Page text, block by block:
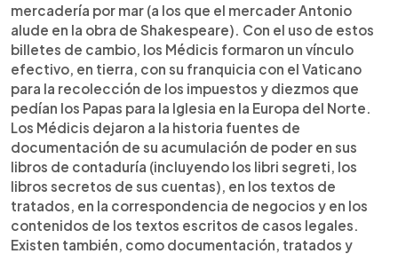
mercadería por mar (a los que el mercader Antonio
alude en la obra de Shakespeare). Con el uso de estos
billetes de cambio, los Médicis formaron un vínculo
efectivo, en tierra, con su franquicia con el Vaticano
para la recolección de los impuestos y diezmos que
pedían los Papas para la Iglesia en la Europa del Norte.
Los Médicis dejaron a la historia fuentes de
documentación de su acumulación de poder en sus
libros de contaduría (incluyendo los libri segreti, los
libros secretos de sus cuentas), en los textos de
tratados, en la correspondencia de negocios y en los
contenidos de los textos escritos de casos legales.
Existen también, como documentación, tratados y